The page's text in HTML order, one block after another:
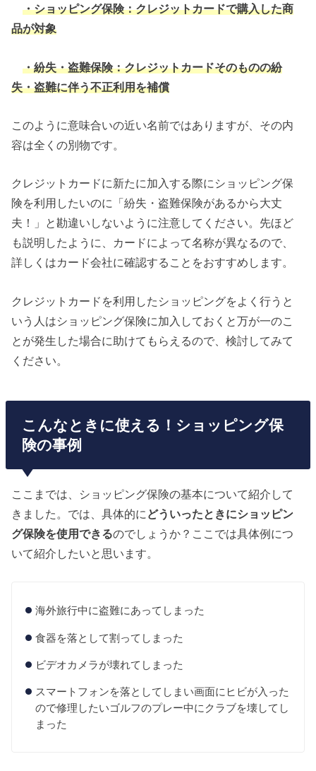
・ショッピング保険：クレジットカードで購入した商
品が対象
・紛失・盗難保険：クレジットカードそのものの紛
失・盗難に伴う不正利用を補償
このように意味合いの近い名前ではありますが、その内
容は全くの別物です。
クレジットカードに新たに加入する際にショッピング保
険を利用したいのに「紛失・盗難保険があるから大丈
夫！」と勘違いしないように注意してください。先ほど
も説明したように、カードによって名称が異なるので、
詳しくはカード会社に確認することをおすすめします。
クレジットカードを利用したショッピングをよく行うと
いう人はショッピング保険に加入しておくと万が一のこ
とが発生した場合に助けてもらえるので、検討してみて
ください。
こんなときに使える！ショッピング保
険の事例
ここまでは、ショッピング保険の基本について紹介して
きました。では、具体的に どういったときにショッピン
グ保険を使用できるのでしょうか？ここでは具体例につ
いて紹介したいと思います。
海外旅行中に盗難にあってしまった
食器を落として割ってしまった
ビデオカメラが壊れてしまった
スマートフォンを落としてしまい画面にヒビが入った
ので修理したいゴルフのプレー中にクラブを壊してし
まった